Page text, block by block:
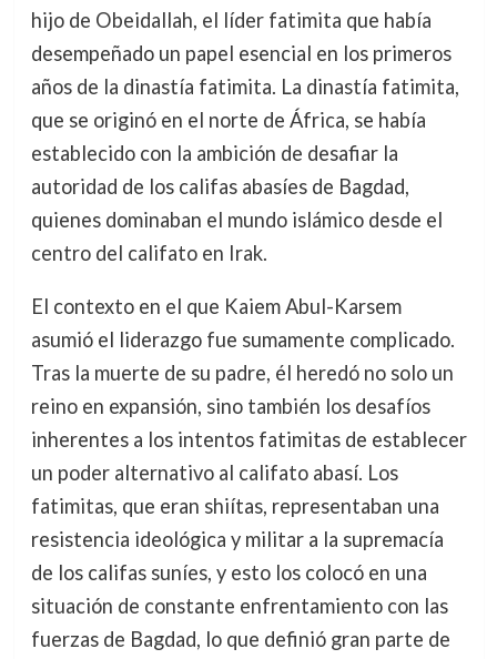
hijo de Obeidallah, el líder fatimita que había
desempeñado un papel esencial en los primeros
años de la dinastía fatimita. La dinastía fatimita,
que se originó en el norte de África, se había
establecido con la ambición de desafiar la
autoridad de los califas abasíes de Bagdad,
quienes dominaban el mundo islámico desde el
centro del califato en Irak.
El contexto en el que Kaiem Abul-Karsem
asumió el liderazgo fue sumamente complicado.
Tras la muerte de su padre, él heredó no solo un
reino en expansión, sino también los desafíos
inherentes a los intentos fatimitas de establecer
un poder alternativo al califato abasí. Los
fatimitas, que eran shiítas, representaban una
resistencia ideológica y militar a la supremacía
de los califas suníes, y esto los colocó en una
situación de constante enfrentamiento con las
fuerzas de Bagdad, lo que definió gran parte de